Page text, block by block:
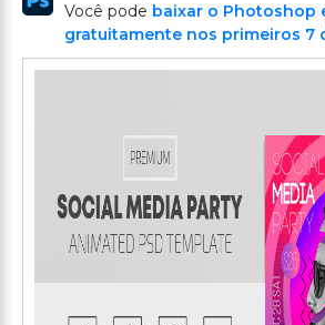
Você pode baixar o Photoshop
gratuitamente nos primeiros 7